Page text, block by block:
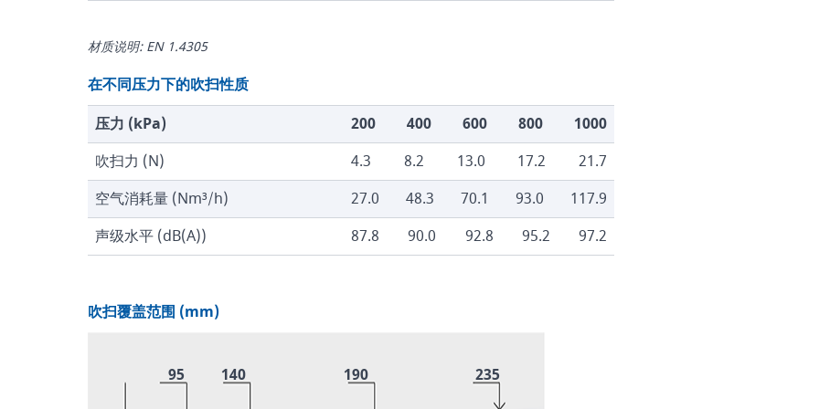
材质说明: EN 1.4305
在不同压力下的吹扫性质
压力 (kPa)
200 400 600 800
1000
吹扫力 (N)
4.3 8.2 13.0 17.2
21.7
空气消耗量 (Nm³/h)
27.0 48.3 70.1 93.0
117.9
声级水平 (dB(A))
87.8 90.0 92.8 95.2 97.2
吹扫覆盖范围 (mm)
95 140 190 235